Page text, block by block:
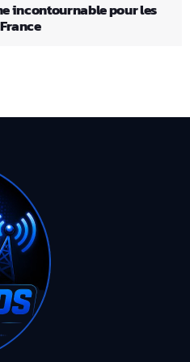
incontournable pour les